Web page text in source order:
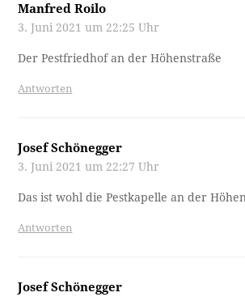
Manfred Roilo
3. Juni 2021 um 22:25 Uhr
Der Pestfriedhof an der Höhenstraße
Antworten
Josef Schönegger
3. Juni 2021 um 22:27 Uhr
Das ist wohl die Pestkapelle an der
Antworten
Josef Schönegger